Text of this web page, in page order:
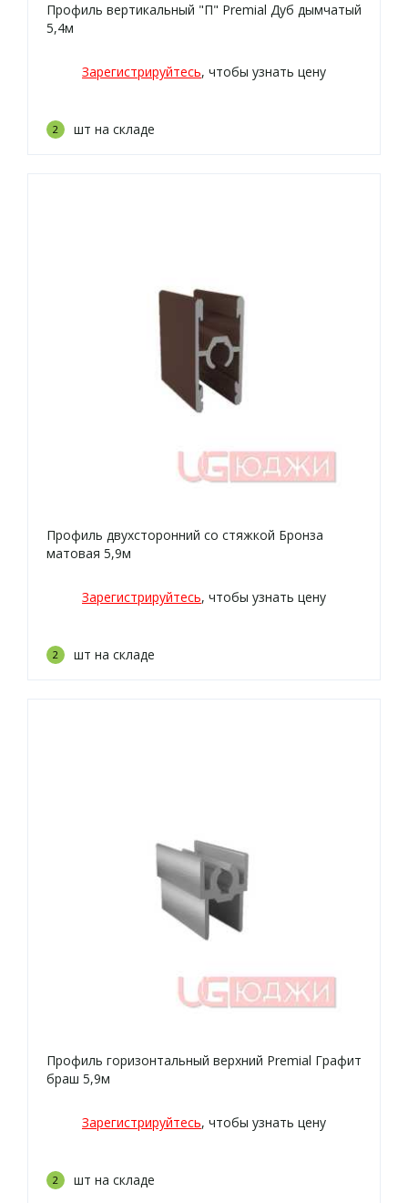
Профиль вертикальный "П" Premial Дуб дымчатый
5,4м
Зарегистрируйтесь, чтобы узнать цену
2 шт на складе
Профиль двухсторонний со стяжкой Бронза
матовая 5,9м
Зарегистрируйтесь, чтобы узнать цену
2 шт на складе
Профиль горизонтальный верхний Premial Графит
браш 5,9м
Зарегистрируйтесь, чтобы узнать цену
2 шт на складе